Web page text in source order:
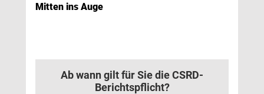
Mitten ins Auge
Ab wann gilt für Sie die CSRD-
Berichtspflicht?